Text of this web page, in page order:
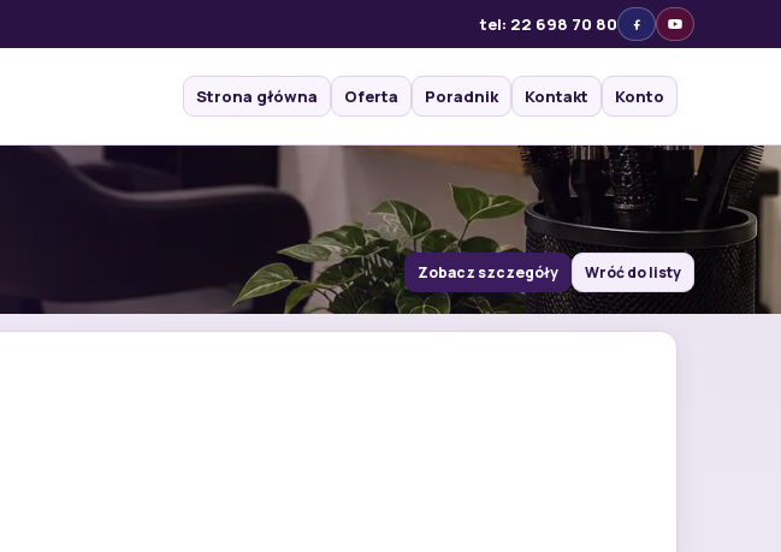
tel: 22 698 70 80
Strona główna Oferta Poradnik Kontakt Konto
Zobacz szczegóły Wróć do listy